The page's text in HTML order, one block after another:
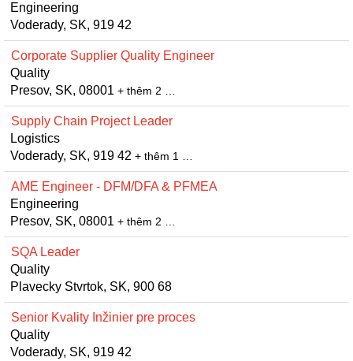
Engineering
Voderady, SK, 919 42
Corporate Supplier Quality Engineer
Quality
Presov, SK, 08001 + thêm 2 …
Supply Chain Project Leader
Logistics
Voderady, SK, 919 42 + thêm 1 …
AME Engineer - DFM/DFA & PFMEA
Engineering
Presov, SK, 08001 + thêm 2 …
SQA Leader
Quality
Plavecky Stvrtok, SK, 900 68
Senior Kvality Inžinier pre proces
Quality
Voderady, SK, 919 42